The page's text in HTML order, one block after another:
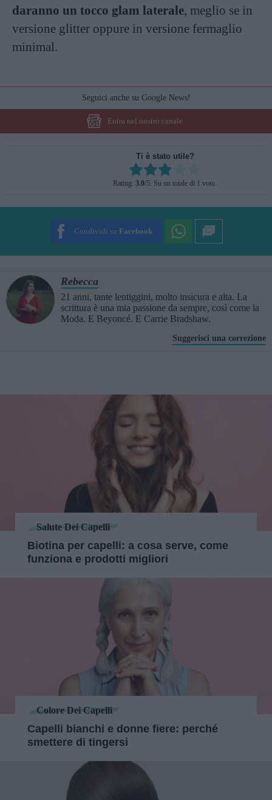
daranno un tocco glam laterale, meglio se in
versione glitter oppure in versione fermaglio
minimal.
Seguici anche su Google News!
Entra nel nostro canale
Ti è stato utile?
Rate this item:
SUBMIT RATING
Rating: 3.0/5. Su un totale di 1 voto.
Condividi su Facebook
Rebecca
21 anni, tante lentiggini, molto insicura e alta. La
scrittura è una mia passione da sempre, così come la
Moda. E Beyoncé. E Carrie Bradshaw.
Suggerisci una correzione
Salute Dei Capelli
Biotina per capelli: a cosa serve, come
funziona e prodotti migliori
Colore Dei Capelli
Capelli bianchi e donne fiere: perché
smettere di tingersi